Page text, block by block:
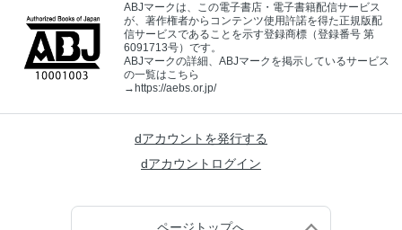
ABJマークは、この電子書店・電子書籍配信サービス
が、著作権者からコンテンツ使用許諾を得た正規版配
信サービスであることを示す登録商標（登録番号 第
6091713号）です。
ABJマークの詳細、ABJマークを掲示しているサービス
の一覧はこちら
→ https://aebs.or.jp/
dアカウントを発行する
dアカウントログイン